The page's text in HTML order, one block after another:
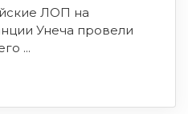
ЛОП на
Унеча провели
...